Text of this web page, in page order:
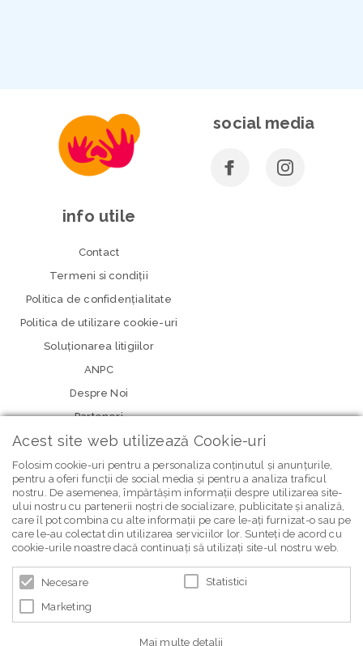
social media
info utile
Contact
Termeni si condiţii
Politica de confidenţialitate
Politica de utilizare cookie-uri
Soluționarea litigiilor
ANPC
Despre Noi
Parteneri
newsletter Bebe Brands
Acest site web utilizează Cookie-uri
Folosim cookie-uri pentru a personaliza conținutul și anunțurile,
pentru a oferi funcții de social media și pentru a analiza traficul
nostru. De asemenea, împărtășim informații despre utilizarea site-
ului nostru cu partenerii noștri de socializare, publicitate și analiză,
care îl pot combina cu alte informații pe care le-ați furnizat-o sau pe
care le-au colectat din utilizarea serviciilor lor. Sunteți de acord cu
cookie-urile noastre dacă continuați să utilizați site-ul nostru web.
Necesare Statistici
Marketing
Mai multe detalii